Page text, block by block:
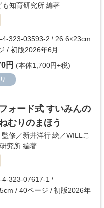
も知育研究所 編著
4-323-03593-2 / 26.6×23cm
/ 初版2026年6月
円 (本体1,700円+税)
ォード式 すいみんの
むりのまほう
監修／新井洋行 絵／WILLこ
究所 編著
4-323-07617-1 /
/ 40ページ / 初版2026年